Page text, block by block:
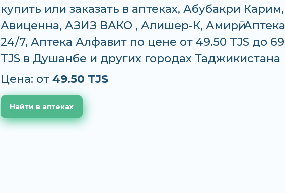
купить или заказать в аптеках, Абубакри Карим,
Авиценна, АЗИЗ ВАКО , Алишер-К, Амирӣ,
24/7, Аптека Алфавит по цене от 49.50 TJS до
TJS в Душанбе и других городах Таджикистана
Цена: от 49.50 TJS
Найти в аптеках